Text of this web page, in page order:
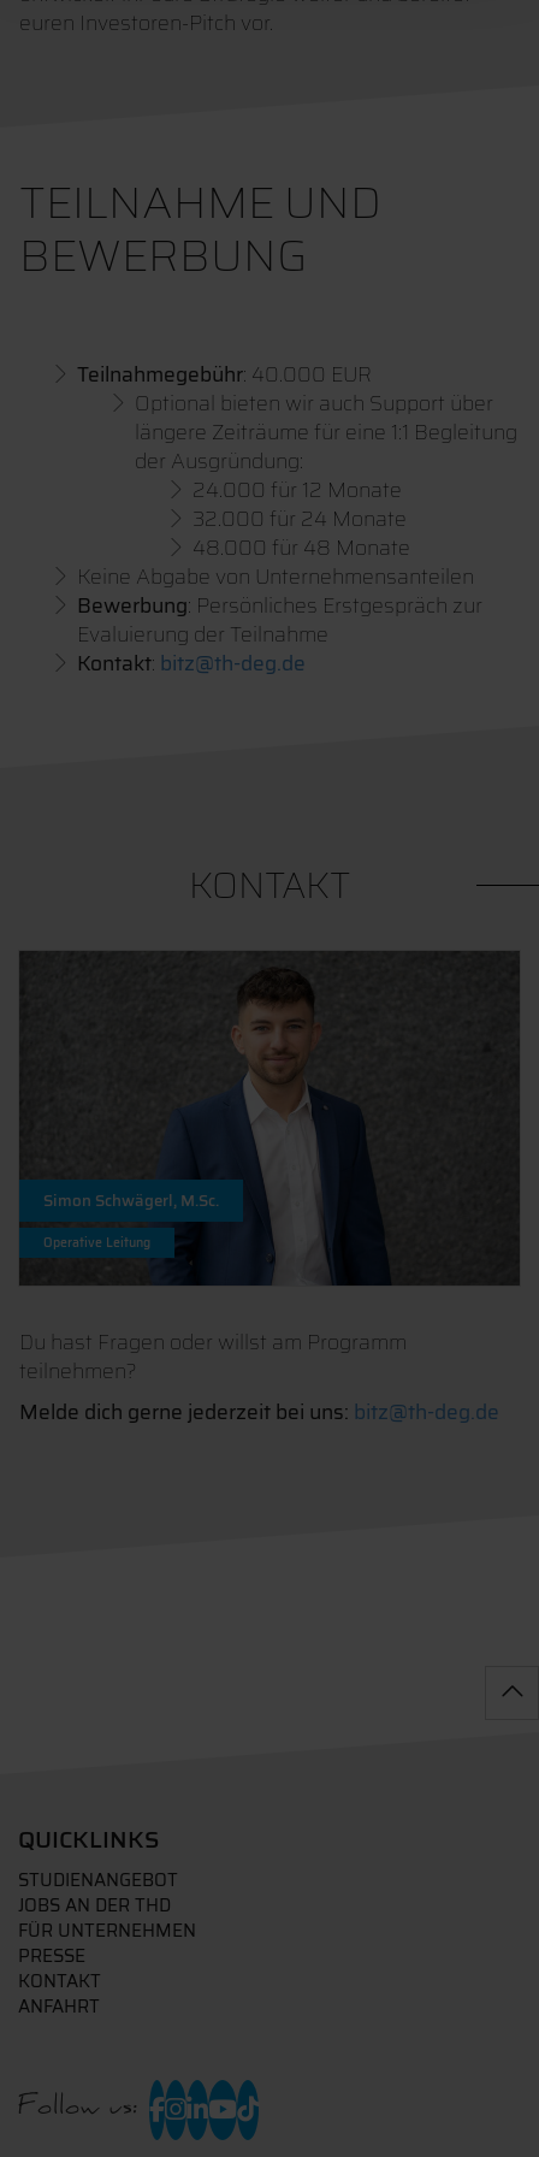
euren Investoren-Pitch vor.
TEILNAHME UND
BEWERBUNG
Teilnahmegebühr: 40.000 EUR
Optional bieten wir auch Support über
längere Zeiträume für eine 1:1 Begleitung
der Ausgründung:
24.000 für 12 Monate
32.000 für 24 Monate
48.000 für 48 Monate
Keine Abgabe von Unternehmensanteilen
Bewerbung: Persönliches Erstgespräch zur
Evaluierung der Teilnahme
Kontakt: bitz@th-deg.de
KONTAKT
Simon Schwägerl, M.Sc.
Operative Leitung
Du hast Fragen oder willst am Programm
teilnehmen?
Melde dich gerne jederzeit bei uns: bitz@th-deg.de
QUICKLINKS
STUDIENANGEBOT
JOBS AN DER THD
FÜR UNTERNEHMEN
PRESSE
KONTAKT
ANFAHRT
Follow us: